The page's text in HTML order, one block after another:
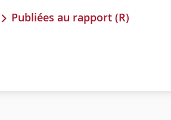
Publiées au rapport (R)